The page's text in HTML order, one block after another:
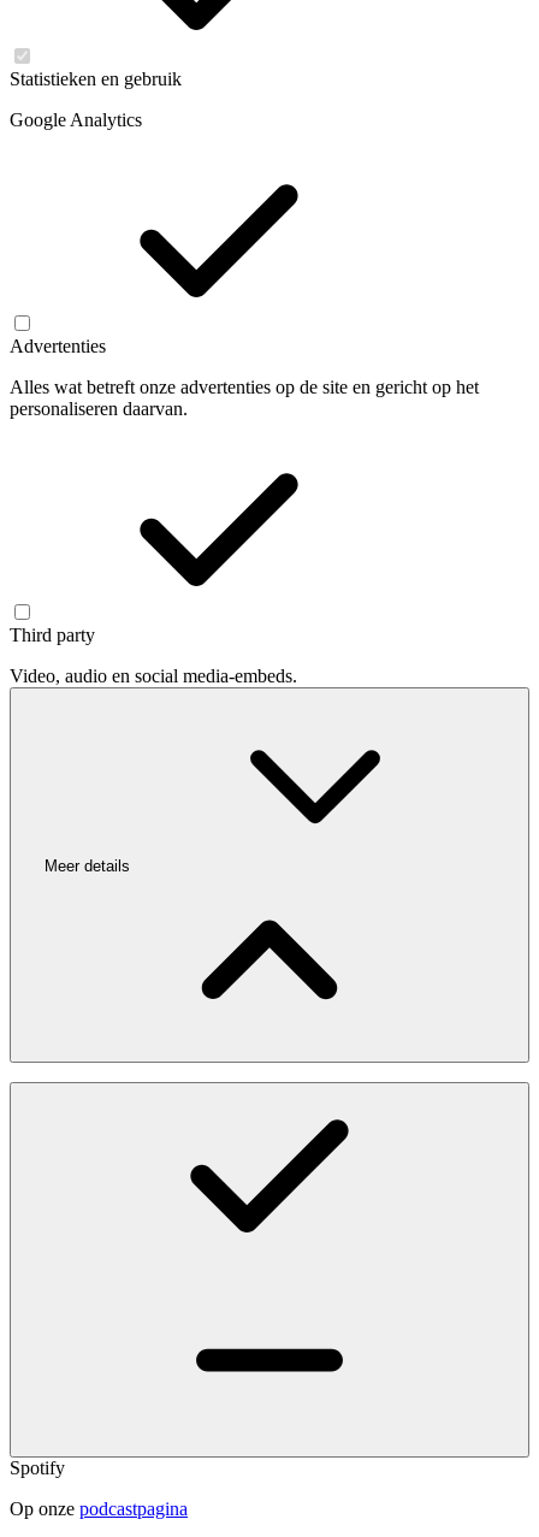
Statistieken en gebruik
Google Analytics
Advertenties
Alles wat betreft onze advertenties op de site en gericht op het
personaliseren daarvan.
Third party
Video, audio en social media-embeds.
Meer details
Spotify
Op onze podcastpagina